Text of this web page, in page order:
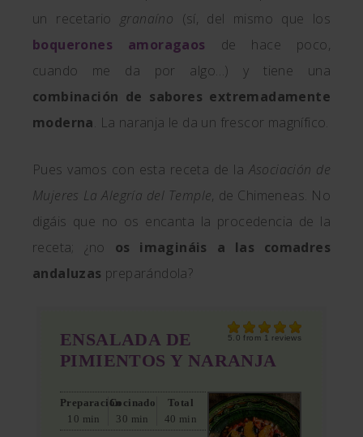
un recetario granaíno (sí, del mismo que los
boquerones amoragaos de hace poco,
cuando me da por algo…) y tiene una
combinación de sabores extremadamente
moderna. La naranja le da un frescor magnífico.
Pues vamos con esta receta de la Asociación de
Mujeres La Alegría del Temple, de Chimeneas. No
digáis que no os encanta la procedencia de la
receta; ¿no os imagináis a las comadres
andaluzas preparándola?
5.0 from 1 reviews
ENSALADA DE
PIMIENTOS Y NARANJA
Preparación
10 min
Cocinado
30 min
Total
40 min